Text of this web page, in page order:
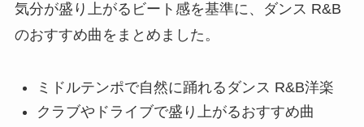
気分が盛り上がるビート感を基準に、ダンス R&B
のおすすめ曲をまとめました。
ミドルテンポで自然に踊れるダンス R&B洋楽
クラブやドライブで盛り上がるおすすめ曲